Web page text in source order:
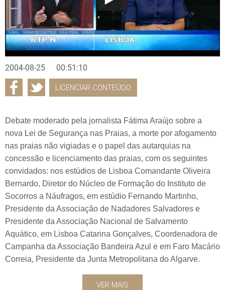
2004-08-25 00:51:10
LICENCIAR CONTEÚDO
Debate moderado pela jornalista Fátima Araújo sobre a
nova Lei de Segurança nas Praias, a morte por afogamento
nas praias não vigiadas e o papel das autarquias na
concessão e licenciamento das praias, com os seguintes
convidados: nos estúdios de Lisboa Comandante Oliveira
Bernardo, Diretor do Núcleo de Formação do Instituto de
Socorros a Náufragos, em estúdio Fernando Martinho,
Presidente da Associação de Nadadores Salvadores e
Presidente da Associação Nacional de Salvamento
Aquático, em Lisboa Catarina Gonçalves, Coordenadora de
Campanha da Associação Bandeira Azul e em Faro Macário
Correia, Presidente da Junta Metropolitana do Algarve.
VER MAIS